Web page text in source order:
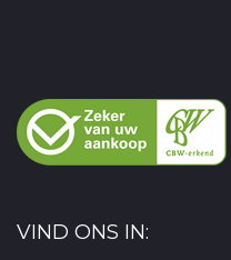
VIND ONS IN: